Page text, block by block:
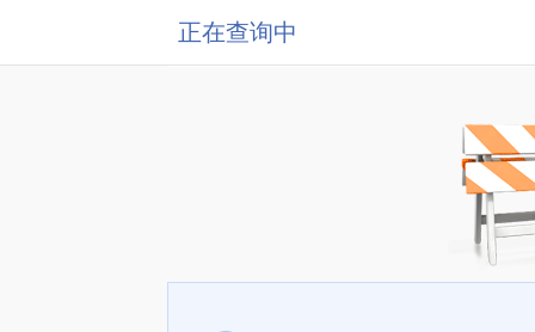
正在查询中